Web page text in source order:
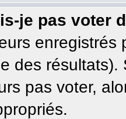
je pas voter
des
pas voter,